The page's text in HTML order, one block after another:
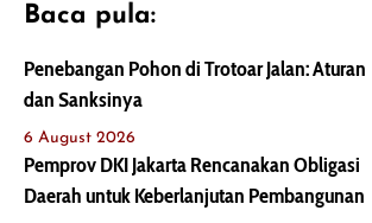
Baca pula:
Penebangan Pohon di Trotoar Jalan: Aturan
dan Sanksinya
6 August 2026
Pemprov DKI Jakarta Rencanakan Obligasi
Daerah untuk Keberlanjutan Pembangunan